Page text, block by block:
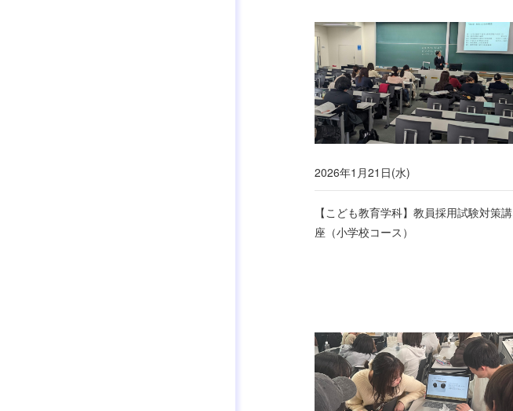
2026年1月21日(水)
【こども教育学科】教員採用試験対策講
座（小学校コース）